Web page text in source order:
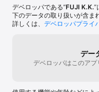
デベロッパである“FUJI K.K.”
下のデータの取り扱いが含ま
詳しくは、 デベロッパプライ
デー
デベロッパはこのアプ